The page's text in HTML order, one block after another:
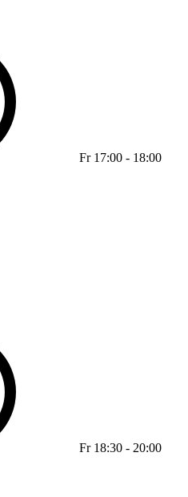
Fr 17:00 - 18:00
Fr 18:30 - 20:00